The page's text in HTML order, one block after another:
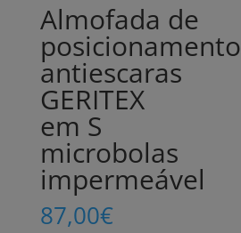
Almofada de
posicionamento
antiescaras
GERITEX
em S
microbolas
impermeável
87,00€